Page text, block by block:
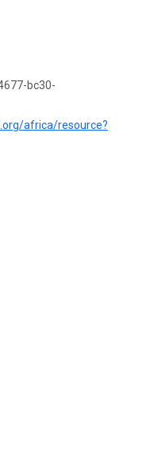
bc30-
africa/resource?